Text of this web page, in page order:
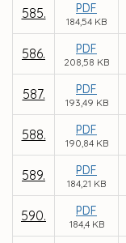
585. PDF
184,54 KB
586. PDF
208,58 KB
587. PDF
193,49 KB
588. PDF
190,84 KB
589. PDF
184,21 KB
590. PDF
184,4 KB